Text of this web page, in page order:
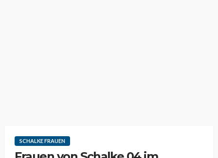
SCHALKE FRAUEN